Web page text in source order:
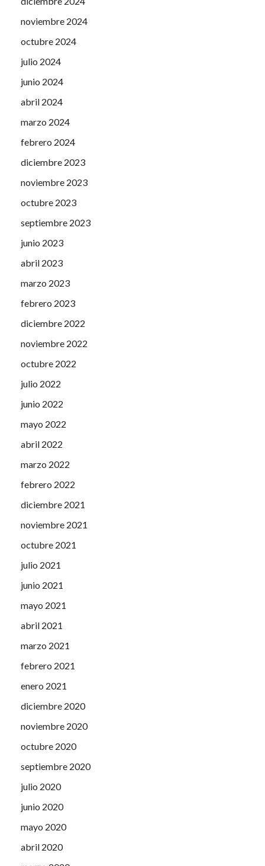
noviembre 2024
octubre 2024
julio 2024
junio 2024
abril 2024
marzo 2024
febrero 2024
diciembre 2023
noviembre 2023
octubre 2023
septiembre 2023
junio 2023
abril 2023
marzo 2023
febrero 2023
diciembre 2022
noviembre 2022
octubre 2022
julio 2022
junio 2022
mayo 2022
abril 2022
marzo 2022
febrero 2022
diciembre 2021
noviembre 2021
octubre 2021
julio 2021
junio 2021
mayo 2021
abril 2021
marzo 2021
febrero 2021
enero 2021
diciembre 2020
noviembre 2020
octubre 2020
septiembre 2020
julio 2020
junio 2020
mayo 2020
abril 2020